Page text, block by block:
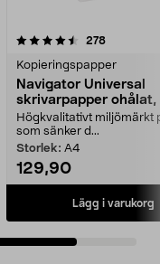
278
Kopieringspapper
Navigator Universal
skrivarpapper
g/m²
Högkvalitativt miljömärkt
som sänker d...
Storlek: A4
129,90
Lägg i varukorg